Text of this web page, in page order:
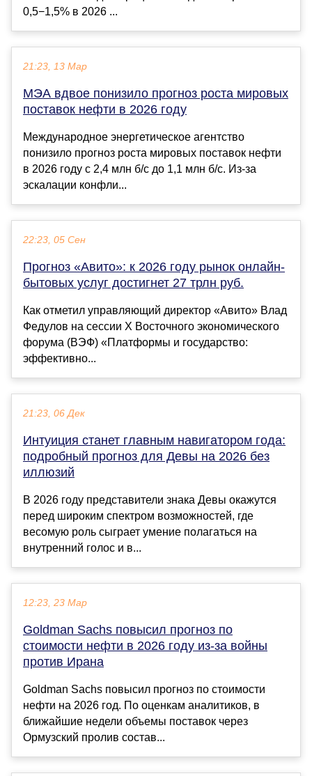
0,5−1,5% в 2026 ...
21:23, 13 Мар
МЭА вдвое понизило прогноз роста мировых
поставок нефти в 2026 году
Международное энергетическое агентство
понизило прогноз роста мировых поставок нефти
в 2026 году с 2,4 млн б/с до 1,1 млн б/с. Из-за
эскалации конфли...
22:23, 05 Сен
Прогноз «Авито»: к 2026 году рынок онлайн-
бытовых услуг достигнет 27 трлн руб.
Как отметил управляющий директор «Авито» Влад
Федулов на сессии X Восточного экономического
форума (ВЭФ) «Платформы и государство:
эффективно...
21:23, 06 Дек
Интуиция станет главным навигатором года:
подробный прогноз для Девы на 2026 без
иллюзий
В 2026 году представители знака Девы окажутся
перед широким спектром возможностей, где
весомую роль сыграет умение полагаться на
внутренний голос и в...
12:23, 23 Мар
Goldman Sachs повысил прогноз по
стоимости нефти в 2026 году из-за войны
против Ирана
Goldman Sachs повысил прогноз по стоимости
нефти на 2026 год. По оценкам аналитиков, в
ближайшие недели объемы поставок через
Ормузский пролив состав...